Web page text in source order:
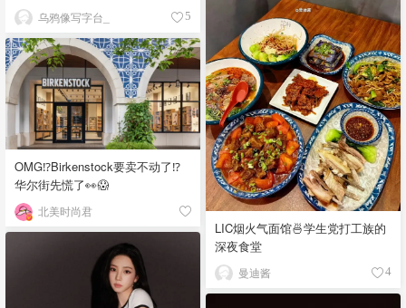
乌鸦像写字台_ 5
LIC烟火气面馆🍜学生党打工族的
深夜食堂
曼迪酱 4
OMG⁉️Birkenstock要卖不动了⁉
华尔街先慌了👀😱
北美时尚君